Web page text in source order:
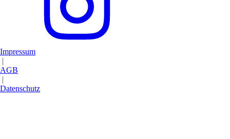
Impressum
|
AGB
|
Datenschutz